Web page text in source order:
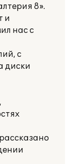
8».
и
нас с
с
диски